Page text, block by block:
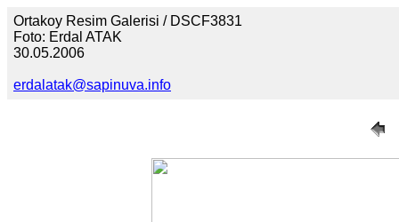
Ortakoy Resim Galerisi / DSCF3831
Foto: Erdal ATAK
30.05.2006
erdalatak@sapinuva.info